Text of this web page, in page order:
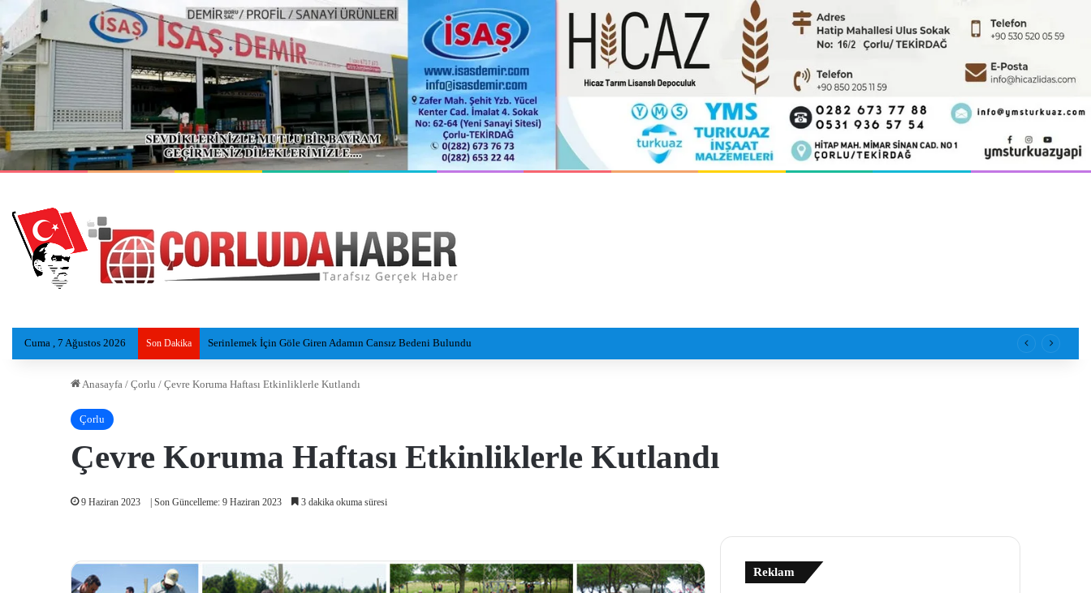
Cuma , 7 Ağustos 2026 Son Dakika Serinlemek İçin Göle Giren Adamın Cansız Bedeni Bulundu
Anasayfa / Çorlu / Çevre Koruma Haftası Etkinliklerle Kutlandı
Çorlu
Çevre Koruma Haftası Etkinliklerle Kutlandı
9 Haziran 2023 | Son Güncelleme: 9 Haziran 2023 3 dakika okuma süresi
Reklam